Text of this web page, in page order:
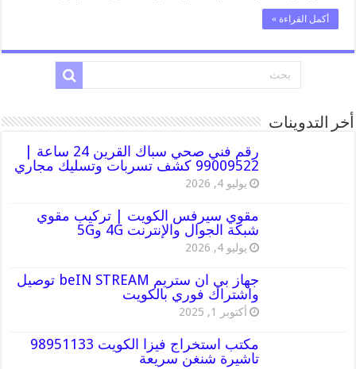
أكمل القراءة »
أخر التدوينات
رقم فني صحي سباك القرين 24 ساعة |
99009522 كشف تسربات وتسليك مجاري
يوليو 4, 2026
مقوي سيرفس الكويت | تركيب مقوي
شبكة الجوال والإنترنت 4G و5G
يوليو 4, 2026
جهاز بي ان ستريم beIN STREAM توصيل
واشتراك فوري بالكويت
أكتوبر 1, 2025
مكتب استخراج فيزا الكويت 98951133
تاشيرة شنغن سريعة